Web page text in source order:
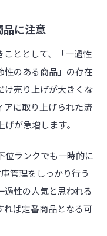
に注意
こととして、「一過性
性のある商品」の存在
け売り上げが大きくな
アに取り上げられた流
が急増します。
位ランクでも一時的に
管理をしっかり行う
性の人気と思われる
れば定番商品となる可